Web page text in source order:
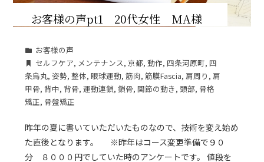
お客様の声pt1 20代女性 MA様
お客様の声
セルフケア, メンテナンス,京都,動作,四条河原町,四
条烏丸,姿勢,整体,眼球運動,筋肉,筋膜Fascia,肩周り ,肩
甲骨, 背中, 背骨,運動連鎖,鎖骨,関節の動き, 頭部, 骨格
矯正, 骨盤矯正
昨年の夏に書いていただいたものなので、技術を変え始め
た直後となります。 ※昨年はコース変更準備で９０
分 ８０００円でしていた時のアンケートです。 値段を